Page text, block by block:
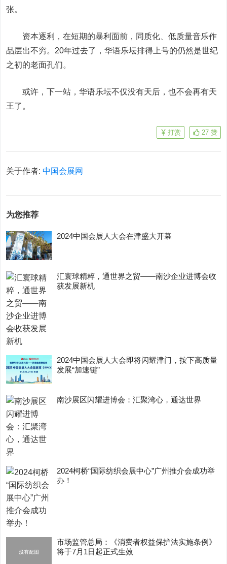
张。
资本逐利，在短期的暴利面前，同质化、低质量音乐作
品层出不穷。20年过去了，华语乐坛排得上号的仍然是世纪
之初的老面孔们。
或许，下一站，华语乐坛不仅没有天后，也不会再有天
王了。
27 赞
打赏
关于作者:中国会展网
为您推荐
2024中国会展人大会在津盛大开幕
汇寰球精粹，通世界之贸——南沙企业进博会收
获发展新机
2024中国会展人大会即将闪耀津门，按下高质量
发展“加速键”
南沙展区闪耀进博会：汇聚湾心，通达世界
2024柯桥“国际纺织会展中心”广州推介会成功举
办！
市场监管总局：《消费者权益保护法实施条例》
将于7月1日起正式生效